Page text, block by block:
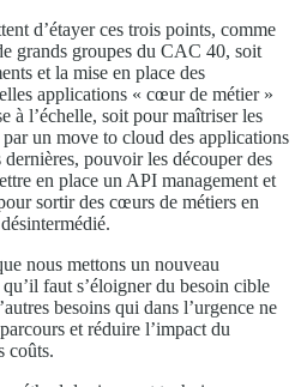
d’étayer ces trois points, comme
grands groupes du CAC 40, soit
et la mise en place des
applications « cœur de métier »
à l’échelle, soit pour maîtriser les
un move to cloud des applications
pouvoir les découper des
en place un API management et
sortir des cœurs de métiers en
nous mettons un nouveau
faut s’éloigner du besoin cible
besoins qui dans l’urgence ne
et réduire l’impact du
coûts.